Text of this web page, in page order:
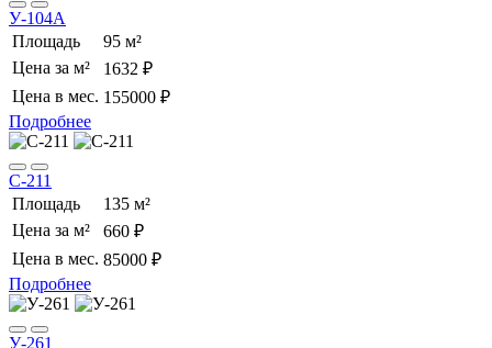
У-104А
Площадь
95 м²
Цена за м²
1632 ₽
Цена в мес. 155000 ₽
Подробнее
С-211
Площадь
135 м²
Цена за м²
660 ₽
Цена в мес. 85000 ₽
Подробнее
У-261